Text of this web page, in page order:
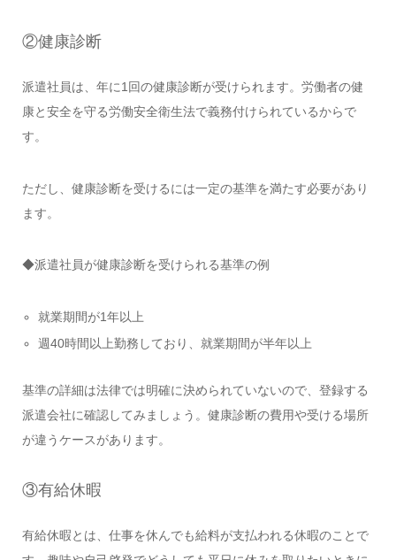
②健康診断
派遣社員は、年に1回の健康診断が受けられます。労働者の健
康と安全を守る労働安全衛生法で義務付けられているからで
す。
ただし、健康診断を受けるには一定の基準を満たす必要があり
ます。
◆派遣社員が健康診断を受けられる基準の例
就業期間が1年以上
週40時間以上勤務しており、就業期間が半年以上
基準の詳細は法律では明確に決められていないので、登録する
派遣会社に確認してみましょう。健康診断の費用や受ける場所
が違うケースがあります。
③有給休暇
有給休暇とは、仕事を休んでも給料が支払われる休暇のことで